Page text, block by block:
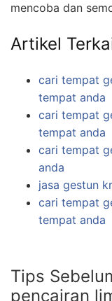
mencoba dan
Artikel
cari tempat
tempat anda
cari tempat
tempat anda
cari tempat
anda
jasa gestun
cari tempat
tempat anda
Tips
pencairan